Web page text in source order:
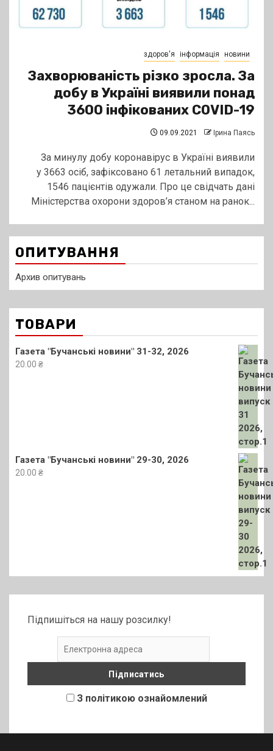
здоров'я інформація новини
Захворюваність різко зросла. За
добу в Україні виявили понад
3600 інфікованих COVID-19
09.09.2021 Ірина Паясь
За минулу добу коронавірус в Україні виявили
у 3663 осіб, зафіксовано 61 летальний випадок,
1546 пацієнтів одужали. Про це свідчать дані
Міністерства охорони здоров’я станом на ранок...
ОПИТУВАННЯ
Архив опитувань
ТОВАРИ
Газета "Бучанські новини" 31-32, 2026
20.00 ₴
Газета "Бучанські новини" 29-30, 2026
20.00 ₴
Підпишіться на нашу розсилку!
З політикою ознайомлений